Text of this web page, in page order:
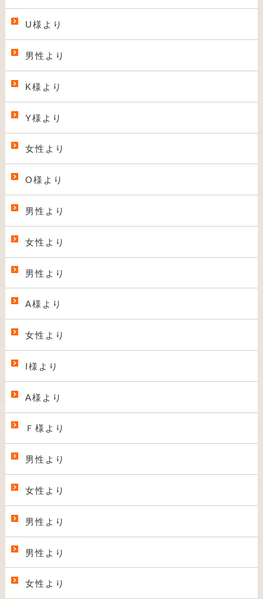
U様より
男性より
K様より
Y様より
女性より
O様より
男性より
女性より
男性より
A様より
女性より
I様より
A様より
Ｆ様より
男性より
女性より
男性より
男性より
女性より